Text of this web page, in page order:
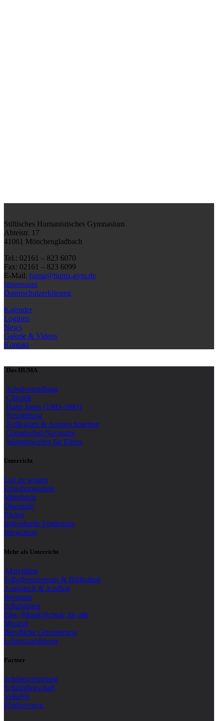
Stiftisches Humanistisches Gymnasium
Abteistr. 17
41061 Mönchengladbach
Tel.: 02161 – 823 6070
Fax: 02161 – 823 6099
E-Mail: huma@huma-gym.de
Impressum
Datenschutzerklärung
Kalender
Logineo
News
Galerie & Videos
Kontakt
Das HUMA
Schulvorstellung
Chronik
Hans Jonas (1903-1993)
Neustiftung
Kollegium & Ansprechpartner
Grundschul-Navigator
Wissenswertes für Eltern
Unterricht
Gut zu wissen
Erprobungsstufe
Mittelstufe
Oberstufe
Fächer
Individuelle Förderung
Integration
Mehr als Unterricht
Aktivitäten
Selbstlernzentrum & Bibliothek
Austausch & Ausflug
Beratung
Schulgarten
Eine (Musik)Schule für alle
Musical
Berufliche Orientierung
Lehrerausbildung
Partner
Schülervertretung
Schulpflegschaft
VeBeFö
Förderverein